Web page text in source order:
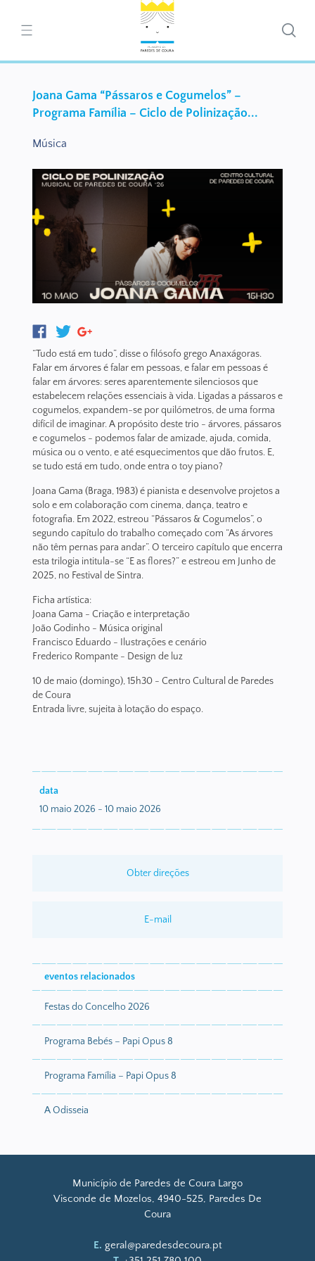
Joana Gama “Pássaros e Cogumelos” –
Programa Família – Ciclo de Polinização...
Música
“Tudo está em tudo”, disse o filósofo grego Anaxágoras.
Falar em árvores é falar em pessoas, e falar em pessoas é
falar em árvores: seres aparentemente silenciosos que
estabelecem relações essenciais à vida. Ligadas a pássaros e
cogumelos, expandem-se por quilómetros, de uma forma
difícil de imaginar. A propósito deste trio - árvores, pássaros
e cogumelos - podemos falar de amizade, ajuda, comida,
música ou o vento, e até esquecimentos que dão frutos. E,
se tudo está em tudo, onde entra o toy piano?
Joana Gama (Braga, 1983) é pianista e desenvolve projetos a
solo e em colaboração com cinema, dança, teatro e
fotografia. Em 2022, estreou “Pássaros & Cogumelos”, o
segundo capítulo do trabalho começado com “As árvores
não têm pernas para andar”. O terceiro capítulo que encerra
esta trilogia intitula-se “E as flores?” e estreou em Junho de
2025, no Festival de Sintra.
Ficha artística:
Joana Gama - Criação e interpretação
João Godinho - Música original
Francisco Eduardo - Ilustrações e cenário
Frederico Rompante - Design de luz
10 de maio (domingo), 15h30 - Centro Cultural de Paredes
de Coura
Entrada livre, sujeita à lotação do espaço.
data
10 maio 2026 - 10 maio 2026
Obter direções
E-mail
eventos relacionados
Festas do Concelho 2026
Programa Bebés – Papi Opus 8
Programa Família – Papi Opus 8
A Odisseia
Município de Paredes de Coura Largo
Visconde de Mozelos, 4940-525, Paredes De
Coura
E. geral@paredesdecoura.pt